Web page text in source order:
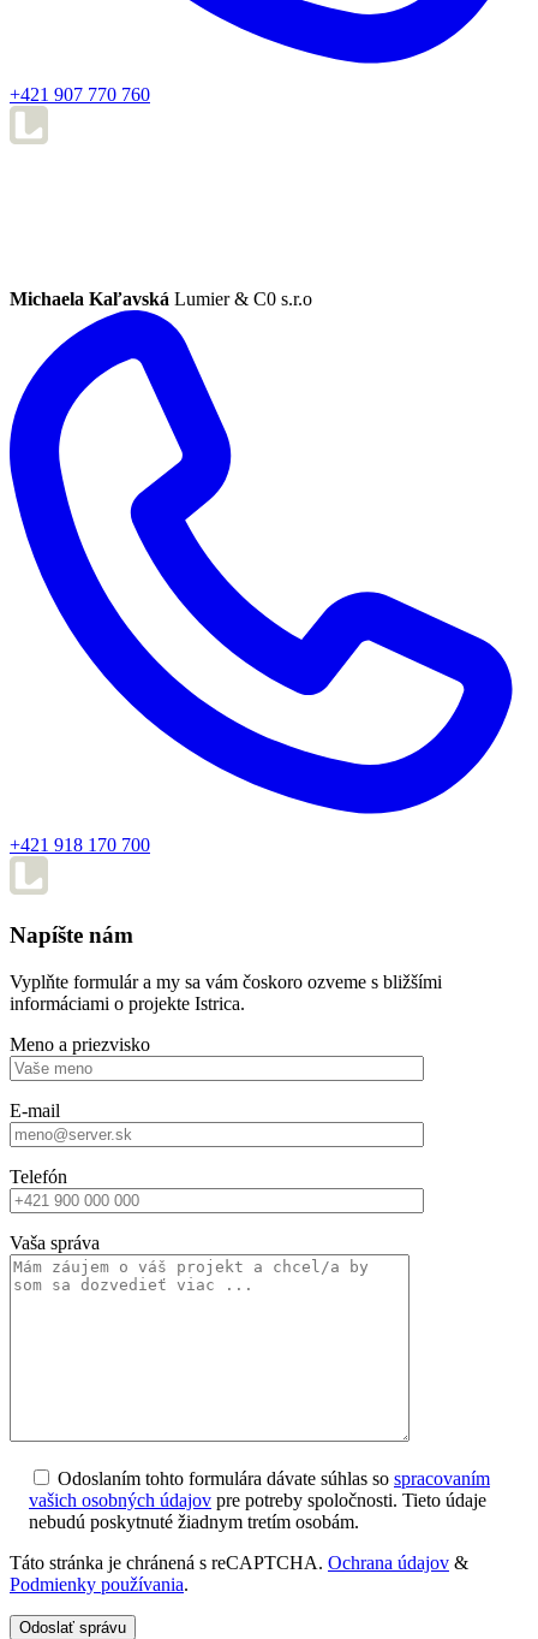
+421 907 770 760
Michaela Kaľavská Lumier & C0 s.r.o
+421 918 170 700
Napíšte nám
Vyplňte formulár a my sa vám čoskoro ozveme s bližšími
informáciami o projekte Istrica.
Meno a priezvisko
E-mail
Telefón
Vaša správa
Odoslaním tohto formulára dávate súhlas so spracovaním
vašich osobných údajov pre potreby spoločnosti. Tieto údaje
nebudú poskytnuté žiadnym tretím osobám.
Táto stránka je chránená s reCAPTCHA. Ochrana údajov &
Podmienky používania.
Odoslať správu